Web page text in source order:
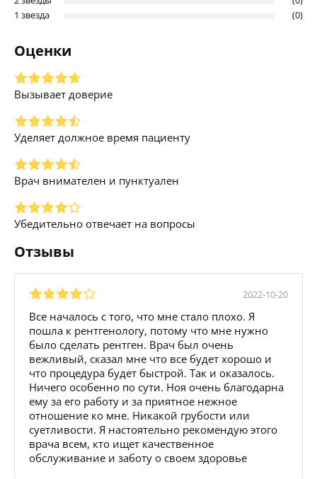
1 звезда
(0)
Оценки
Вызывает доверие
Уделяет должное время пациенту
Врач внимателен и пунктуален
Убедительно отвечает на вопросы
Отзывы
2022-10-20
Все началось с того, что мне стало плохо. Я
пошла к рентгенологу, потому что мне нужно
было сделать рентген. Врач был очень
вежливый, сказал мне что все будет хорошо и
что процедура будет быстрой. Так и оказалось.
Ничего особенно по сути. Ноя очень благодарна
ему за его работу и за приятное нежное
отношение ко мне. Никакой грубости или
суетливости. Я настоятельно рекомендую этого
врача всем, кто ищет качественное
обслуживание и заботу о своем здоровье